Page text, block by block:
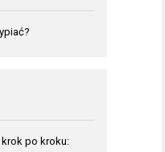
po kroku: